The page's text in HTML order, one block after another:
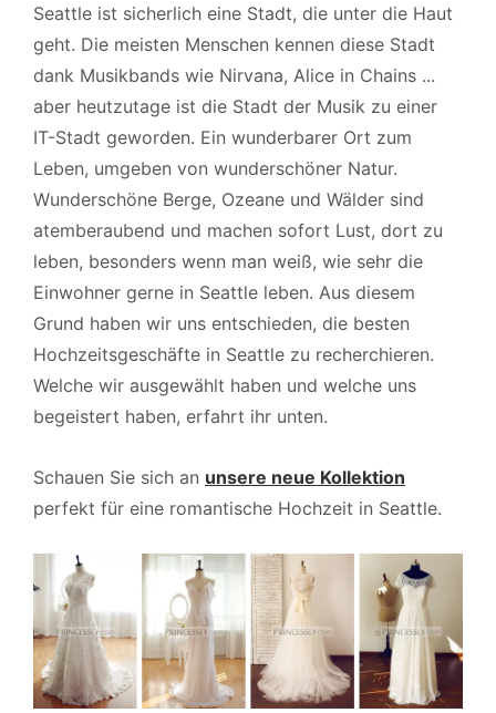
Seattle ist sicherlich eine Stadt, die unter die Haut
geht. Die meisten Menschen kennen diese Stadt
dank Musikbands wie Nirvana, Alice in Chains ...
aber heutzutage ist die Stadt der Musik zu einer
IT-Stadt geworden. Ein wunderbarer Ort zum
Leben, umgeben von wunderschöner Natur.
Wunderschöne Berge, Ozeane und Wälder sind
atemberaubend und machen sofort Lust, dort zu
leben, besonders wenn man weiß, wie sehr die
Einwohner gerne in Seattle leben. Aus diesem
Grund haben wir uns entschieden, die besten
Hochzeitsgeschäfte in Seattle zu recherchieren.
Welche wir ausgewählt haben und welche uns
begeistert haben, erfahrt ihr unten.
Schauen Sie sich an unsere neue Kollektion
perfekt für eine romantische Hochzeit in Seattle.